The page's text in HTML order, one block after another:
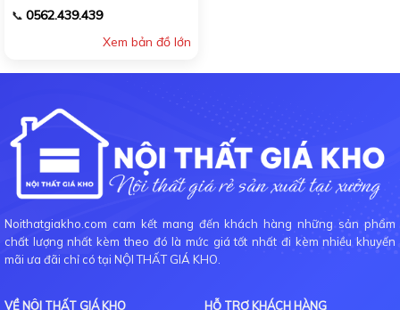
📞 0562.439.439
Xem bản đồ lớn
Noithatgiakho.com cam kết mang đến khách hàng những sản phẩm
chất lượng nhất kèm theo đó là mức giá tốt nhất đi kèm nhiều khuyến
mãi ưa đãi chỉ có tại NỘI THẤT GIÁ KHO.
VỀ NỘI THẤT GIÁ KHO HỖ TRỢ KHÁCH HÀNG